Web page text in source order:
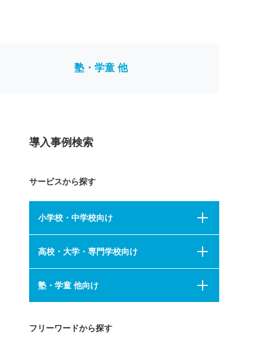
塾・学童 他
導入事例検索
サービスから探す
小学校・中学校向け
高校・大学・専門学校向け
塾・学童 他向け
フリーワードから探す